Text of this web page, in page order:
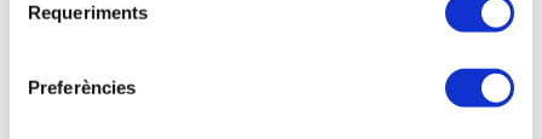
Requeriments
Preferències
Modalidad virtual | Inscripción gratuita